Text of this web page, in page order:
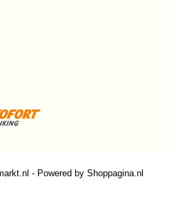
- Powered by Shoppagina.nl